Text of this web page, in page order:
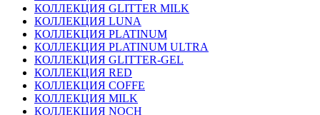
КОЛЛЕКЦИЯ GLITTER MILK
КОЛЛЕКЦИЯ LUNA
КОЛЛЕКЦИЯ PLATINUM
КОЛЛЕКЦИЯ PLATINUM ULTRA
КОЛЛЕКЦИЯ GLITTER-GEL
КОЛЛЕКЦИЯ RED
КОЛЛЕКЦИЯ COFFE
КОЛЛЕКЦИЯ MILK
КОЛЛЕКЦИЯ NOCH